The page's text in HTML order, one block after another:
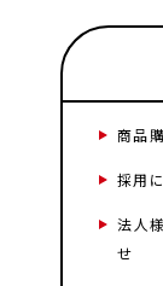
商品
採用
法人
せ